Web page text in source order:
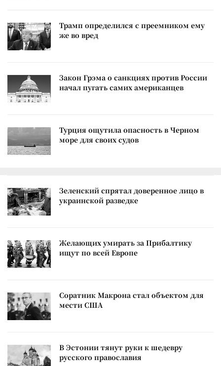
Трамп определился с преемником ему
же во вред
Закон Грэма о санкциях против России
начал пугать самих американцев
Турция ощутила опасность в Черном
море для своих судов
Зеленский спрятал доверенное лицо в
украинской разведке
Желающих умирать за Прибалтику
ищут по всей Европе
Соратник Макрона стал объектом для
мести США
В Эстонии тянут руки к шедевру
русского православия